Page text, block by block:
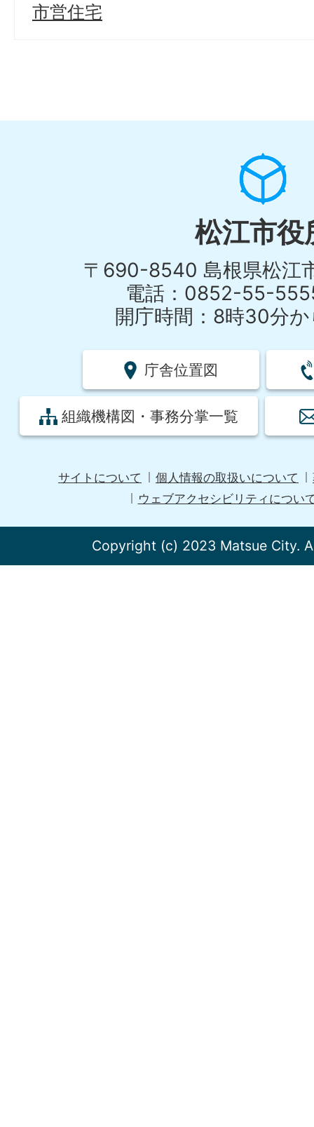
市営住宅
松江市役
〒690-8540 島根県松江
電話：0852-55-
開庁時間：8時30分
庁舎位置図
組織機構図・事務分掌一覧
サイトについて 個人情報の取扱いについて
ウェブアクセシビリティについ
Copyright (c) 2023 Matsue City.